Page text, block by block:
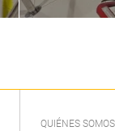
QUIÉNES SOMOS